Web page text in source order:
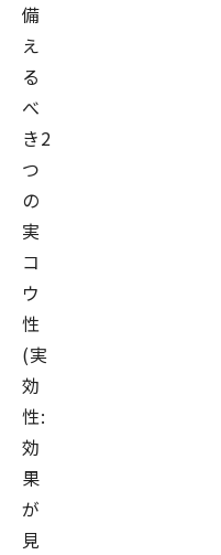
備
え
る
べ
き2
つ
の
実
コ
ウ
性
(実
効
性:
効
果
が
見